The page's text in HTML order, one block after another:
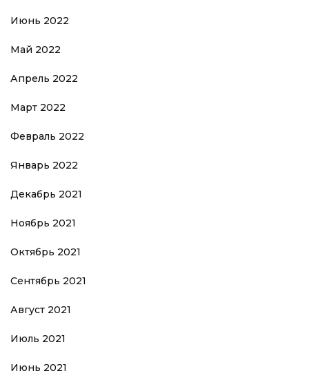
Июнь 2022
Май 2022
Апрель 2022
Март 2022
Февраль 2022
Январь 2022
Декабрь 2021
Ноябрь 2021
Октябрь 2021
Сентябрь 2021
Август 2021
Июль 2021
Июнь 2021